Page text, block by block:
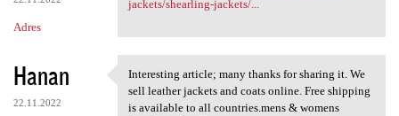
Adres
jackets/shearling-jackets/...
Hanan
22.11.2022
Interesting article; many
Interesting article; many thanks for sharing it. We
sell leather jackets and coats online. Free shipping
is available to all countries.mens & womens